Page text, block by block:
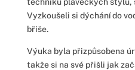
Vyzkoušeli si dýchání do
břiše.
Výuka byla přizpůsobena
takže si na své přišli jak